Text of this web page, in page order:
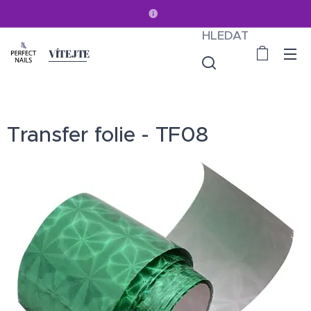
VÍTEJTE
HLEDAT
Transfer folie - TF08